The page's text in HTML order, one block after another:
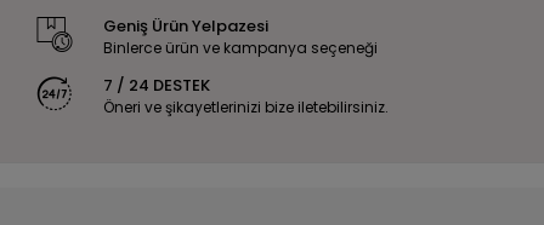
Geniş Ürün Yelpazesi
Binlerce ürün ve kampanya seçeneği
7 / 24 DESTEK
Öneri ve şikayetlerinizi bize iletebilirsiniz.